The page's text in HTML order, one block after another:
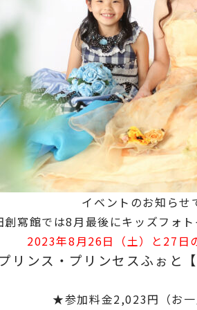
イベントのお知らせ
創寫館では8月最後にキッズフォ
2023年8月26日（土）と27日
リンス・プリンセスふぉと
★参加料金2,023円（お一